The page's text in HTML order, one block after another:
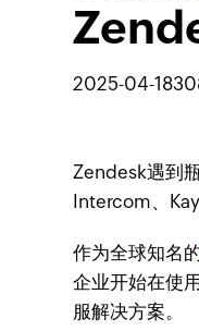
2025-04-18
Zendesk遇到
Intercom、
作为全球知名
企业开始在使
服解决方案。